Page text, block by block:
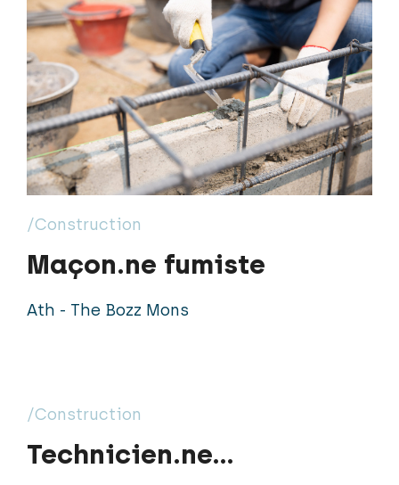
/Construction
Maçon.ne fumiste
Ath - The Bozz Mons
/Construction
Technicien.ne